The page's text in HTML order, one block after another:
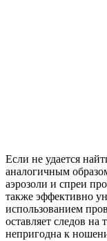
Если не удается
аналогичным
аэрозоли и спреи
также эффективно
использованием
оставляет следов на
непригодна к